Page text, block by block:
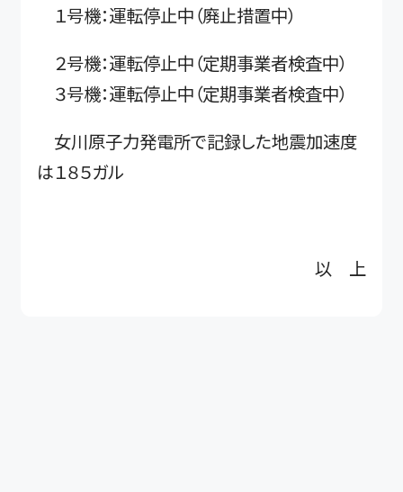
１号機：運転停止中（廃止措置中）
２号機：運転停止中（定期事業者検査中）
３号機：運転停止中（定期事業者検査中）
女川原子力発電所で記録した地震加速度
は１８５ガル
以 上